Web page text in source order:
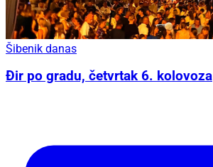
Šibenik danas
Đir po gradu, četvrtak 6. kolovoza